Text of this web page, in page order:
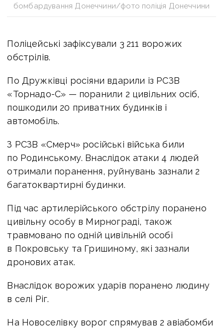
бомбардування Донеччини/фото поліція Донеччини
Поліцейські зафіксували 3 211 ворожих
обстрілів.
По Дружківці росіяни вдарили із РСЗВ
«Торнадо-С» — поранили 2 цивільних осіб,
пошкодили 20 приватних будинків і
автомобіль.
З РСЗВ «Смерч» російські війська били
по Родинському. Внаслідок атаки 4 людей
отримали поранення, руйнувань зазнали 2
багатоквартирні будинки.
Під час артилерійського обстрілу поранено
цивільну особу в Мирнограді, також
травмовано по одній цивільній особі
в Покровську та Гришиному, які зазнали
дронових атак.
Внаслідок ворожих ударів поранено людину
в селі Ріг.
На Новоселівку ворог спрямував 2 авіабомби